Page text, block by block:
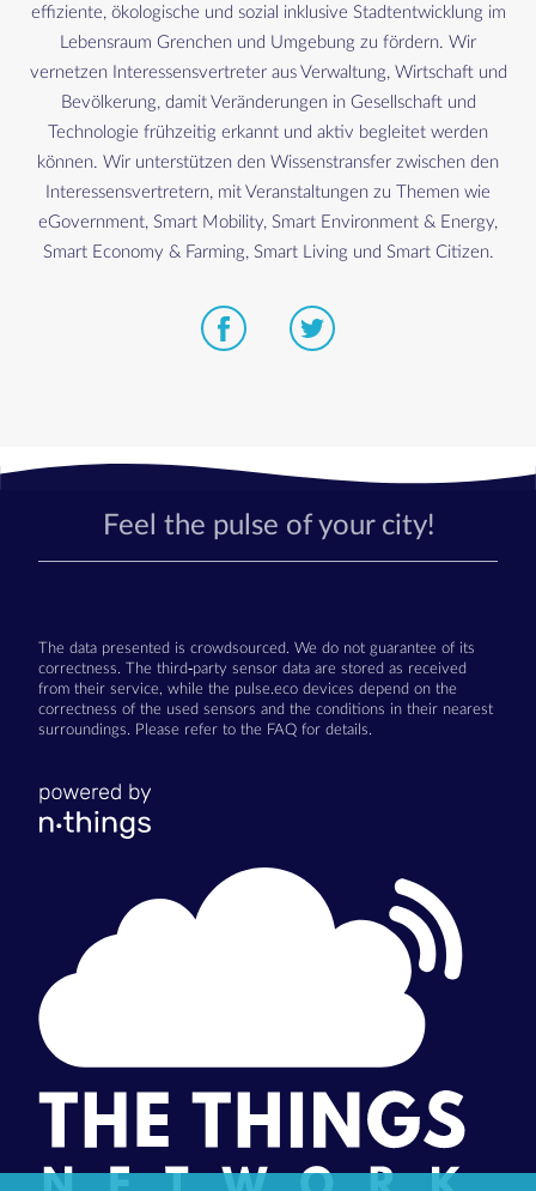
effiziente, ökologische und sozial inklusive Stadtentwicklung im
Lebensraum Grenchen und Umgebung zu fördern. Wir
vernetzen Interessensvertreter aus Verwaltung, Wirtschaft und
Bevölkerung, damit Veränderungen in Gesellschaft und
Technologie frühzeitig erkannt und aktiv begleitet werden
können. Wir unterstützen den Wissenstransfer zwischen den
Interessensvertretern, mit Veranstaltungen zu Themen wie
eGovernment, Smart Mobility, Smart Environment & Energy,
Smart Economy & Farming, Smart Living und Smart Citizen.
Feel the pulse of your city!
The data presented is crowdsourced. We do not guarantee of its
correctness. The third-party sensor data are stored as received
from their service, while the pulse.eco devices depend on the
correctness of the used sensors and the conditions in their nearest
surroundings. Please refer to the FAQ for details.